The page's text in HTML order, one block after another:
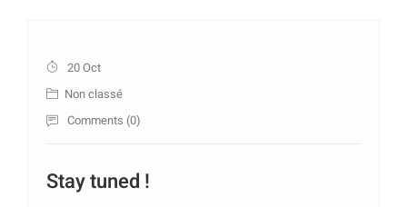
20 Oct
Non classé
Comments (0)
Stay tuned !